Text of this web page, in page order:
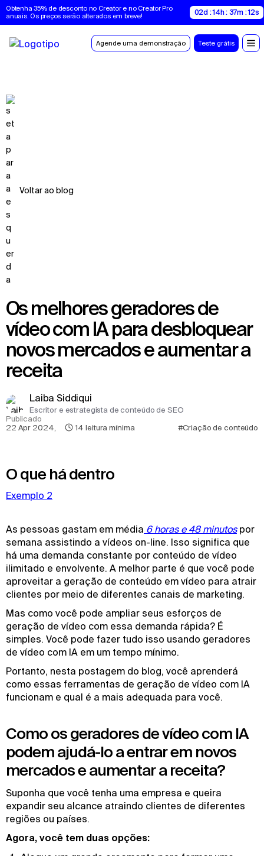
Obtenha 35% de desconto no Creator e no Creator Pro
anuais. Os preços serão alterados em breve!
02d : 14h : 37m : 11s
Agende uma demonstração Teste grátis
Voltar ao blog
Os melhores geradores de
vídeo com IA para desbloquear
novos mercados e aumentar a
receita
Laiba Siddiqui
Escritor e estrategista de conteúdo de SEO
Publicado
22 Apr 2024, 14 leitura mínima #Criação de conteúdo
O que há dentro
Exemplo 2
As pessoas gastam em média 6 horas e 48 minutos por
semana assistindo a vídeos on-line. Isso significa que
há uma demanda constante por conteúdo de vídeo
ilimitado e envolvente. A melhor parte é que você pode
aproveitar a geração de conteúdo em vídeo para atrair
clientes por meio de diferentes canais de marketing.
Mas como você pode ampliar seus esforços de
geração de vídeo com essa demanda rápida? É
simples. Você pode fazer tudo isso usando geradores
de vídeo com IA em um tempo mínimo.
Portanto, nesta postagem do blog, você aprenderá
como essas ferramentas de geração de vídeo com IA
funcionam e qual é a mais adequada para você.
Como os geradores de vídeo com IA
podem ajudá-lo a entrar em novos
mercados e aumentar a receita?
Suponha que você tenha uma empresa e queira
expandir seu alcance atraindo clientes de diferentes
regiões ou países.
Agora, você tem duas opções: